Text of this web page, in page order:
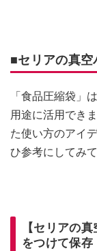
■セリアの真
「食品圧縮袋」
用途に活用でき
た使い方のアイ
ひ参考にしてみ
【セリアの
をつけて保存